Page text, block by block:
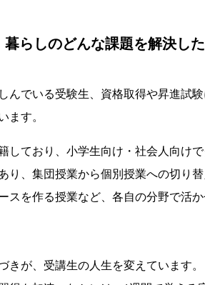
らしのどんな課題を解決し
でいる受験生、資格取得や昇進試
ます。
ており、小学生向け・社会人向け
り、集団授業から個別授業への切り替
を作る授業など、各自の分野で活か
が、受講生の人生を変えています。